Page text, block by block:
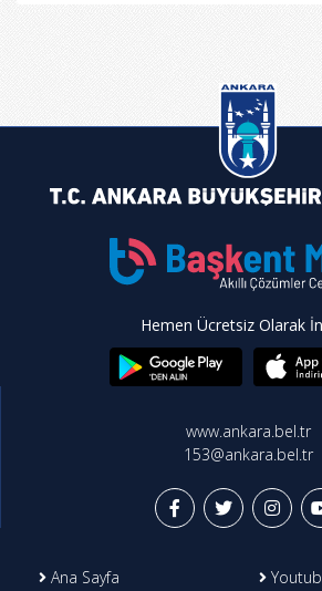
Hemen Ücretsiz Olarak
www.ankara.bel.tr
153@ankara.bel.tr
Ana Sayfa